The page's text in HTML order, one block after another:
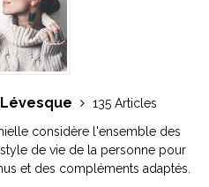
135 Articles
considère l'ensemble des
de vie de la personne pour
et des compléments adaptés.